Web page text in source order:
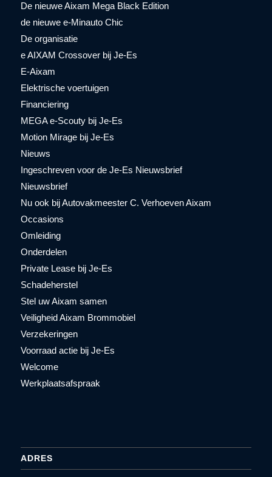
De nieuwe Aixam Mega Black Edition
de nieuwe e-Minauto Chic
De organisatie
e AIXAM Crossover bij Je-Es
E-Aixam
Elektrische voertuigen
Financiering
MEGA e-Scouty bij Je-Es
Motion Mirage bij Je-Es
Nieuws
Ingeschreven voor de Je-Es Nieuwsbrief
Nieuwsbrief
Nu ook bij Autovakmeester C. Verhoeven Aixam
Occasions
Omleiding
Onderdelen
Private Lease bij Je-Es
Schadeherstel
Stel uw Aixam samen
Veiligheid Aixam Brommobiel
Verzekeringen
Voorraad actie bij Je-Es
Welcome
Werkplaatsafspraak
ADRES